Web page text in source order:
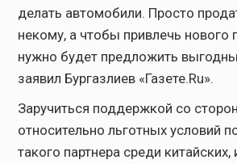
делать автомобили. Просто
некому, а чтобы привлечь нового
нужно будет предложить
заявил Бургазлиев «Газете.Ru».
Заручиться поддержкой со
относительно льготных условий
такого партнера среди китайских,